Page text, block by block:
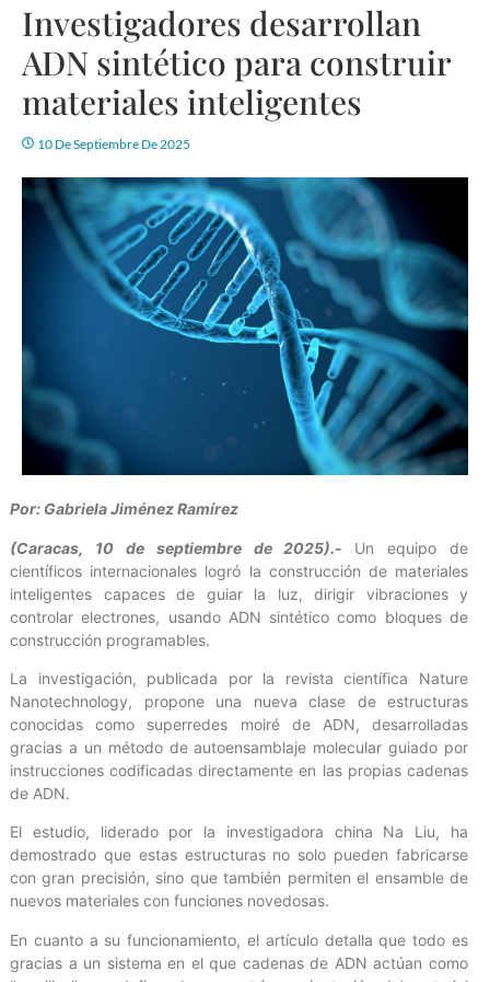
Investigadores desarrollan
ADN sintético para construir
materiales inteligentes
10 De Septiembre De 2025
Por: Gabriela Jiménez Ramírez
(Caracas, 10 de septiembre de 2025).- Un equipo de
científicos internacionales logró la construcción de materiales
inteligentes capaces de guiar la luz, dirigir vibraciones y
controlar electrones, usando ADN sintético como bloques de
construcción programables.
La investigación, publicada por la revista científica Nature
Nanotechnology, propone una nueva clase de estructuras
conocidas como superredes moiré de ADN, desarrolladas
gracias a un método de autoensamblaje molecular guiado por
instrucciones codificadas directamente en las propias cadenas
de ADN.
El estudio, liderado por la investigadora china Na Liu, ha
demostrado que estas estructuras no solo pueden fabricarse
con gran precisión, sino que también permiten el ensamble de
nuevos materiales con funciones novedosas.
En cuanto a su funcionamiento, el artículo detalla que todo es
gracias a un sistema en el que cadenas de ADN actúan como